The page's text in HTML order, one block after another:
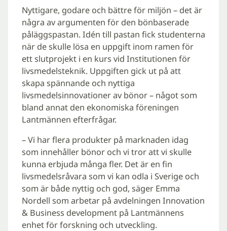
Nyttigare, godare och bättre för miljön – det är
några av argumenten för den bönbaserade
påläggspastan. Idén till pastan fick studenterna
när de skulle lösa en uppgift inom ramen för
ett slutprojekt i en kurs vid Institutionen för
livsmedelsteknik. Uppgiften gick ut på att
skapa spännande och nyttiga
livsmedelsinnovationer av bönor – något som
bland annat den ekonomiska föreningen
Lantmännen efterfrågar.
– Vi har flera produkter på marknaden idag
som innehåller bönor och vi tror att vi skulle
kunna erbjuda många fler. Det är en fin
livsmedelsråvara som vi kan odla i Sverige och
som är både nyttig och god, säger Emma
Nordell som arbetar på avdelningen Innovation
& Business development på Lantmännens
enhet för forskning och utveckling.